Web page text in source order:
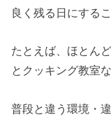
良く残る日にする
たとえば、ほとん
とクッキング教室
普段と違う環境・